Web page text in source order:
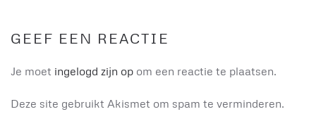
GEEF EEN REACTIE
Je moet ingelogd zijn op om een reactie te plaatsen.
Deze site gebruikt Akismet om spam te verminderen.